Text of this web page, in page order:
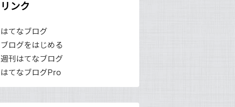
リンク
はてなブログ
ブログをはじめる
週刊はてなブログ
はてなブログPro